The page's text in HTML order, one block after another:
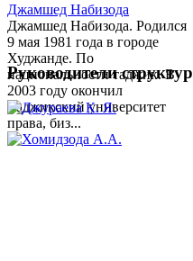
Джамшед Набизода
Джамшед Набизода. Родился
9 мая 1981 года в городе
Худжанде. По
национальности таджик. В
2003 году окончил
Таджикский университет
права, биз...
Руководители структур